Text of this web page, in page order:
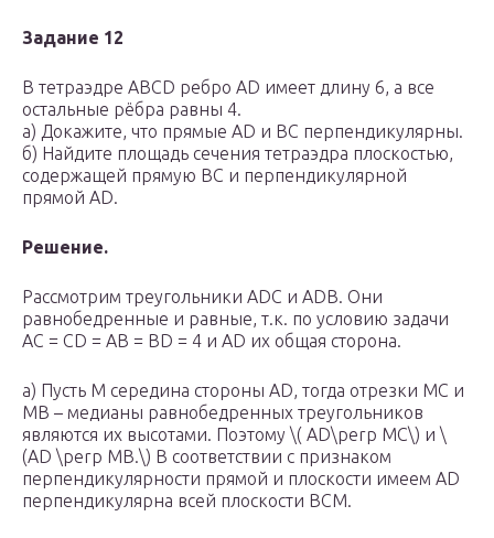
Задание 12
В тетраэдре ABCD ребро AD имеет длину 6, а все
остальные рёбра равны 4.
а) Докажите, что прямые AD и BC перпендикулярны.
б) Найдите площадь сечения тетраэдра плоскостью,
содержащей прямую BC и перпендикулярной
прямой AD.
Решение.
Рассмотрим треугольники ADC и ADB. Они
равнобедренные и равные, т.к. по условию задачи
AC = CD = AB = BD = 4 и AD их общая сторона.
а) Пусть M середина стороны AD, тогда отрезки MC и
МВ – медианы равнобедренных треугольников
являются их высотами. Поэтому \( AD\perp MC\) и \
(AD \perp MB.\) В соответствии с признаком
перпендикулярности прямой и плоскости имеем AD
перпендикулярна всей плоскости BCM.